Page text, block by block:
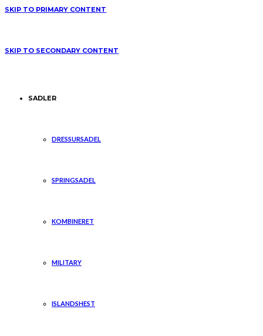
SKIP TO PRIMARY CONTENT
SKIP TO SECONDARY CONTENT
SADLER
DRESSURSADEL
SPRINGSADEL
KOMBINERET
MILITARY
ISLANDSHEST